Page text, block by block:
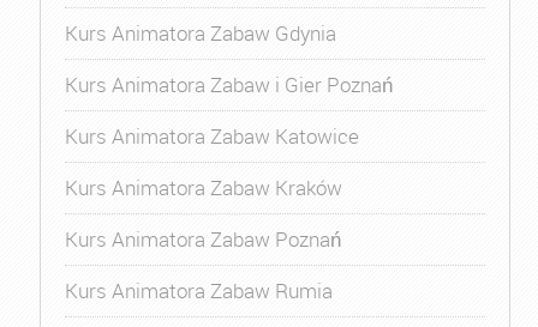
Kurs Animatora Zabaw Gdynia
Kurs Animatora Zabaw i Gier Poznań
Kurs Animatora Zabaw Katowice
Kurs Animatora Zabaw Kraków
Kurs Animatora Zabaw Poznań
Kurs Animatora Zabaw Rumia